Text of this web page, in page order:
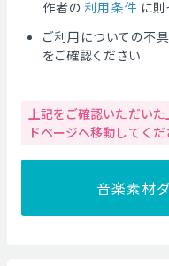
作者の 利用条件 に則
ご利用についての不
をご確認ください
上記をご確認いただい
ドページへ移動してくだ
音楽素材